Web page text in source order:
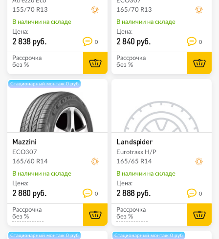
155/70 R13
В наличии на складе
Цена:
2 838 руб. 0
Рассрочка
без %
165/70 R13
В наличии на складе
Цена:
2 840 руб. 0
Рассрочка
без %
Стационарный монтаж 0 руб
Mazzini
ECO307
165/60 R14
В наличии на складе
Цена:
2 880 руб. 0
Рассрочка
без %
Landspider
Eurotraxx H/P
165/65 R14
В наличии на складе
Цена:
2 888 руб. 0
Рассрочка
без %
Стационарный монтаж 0 руб Стационарный монтаж 0 руб